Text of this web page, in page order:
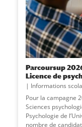
Parcoursup
Licence de
Informations
Pour la campagne
Sciences
Psychologie de
nombre de